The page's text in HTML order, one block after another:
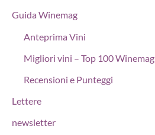
Guida Winemag
Anteprima Vini
Migliori vini – Top 100 Winemag
Recensioni e Punteggi
Lettere
newsletter